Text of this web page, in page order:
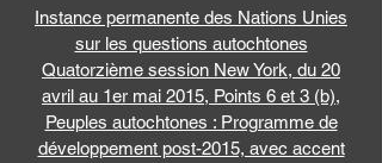
Instance permanente des Nations Unies
sur les questions autochtones
Quatorzième session New York, du 20
avril au 1er mai 2015, Points 6 et 3 (b),
Peuples autochtones : Programme de
développement post-2015, avec accent